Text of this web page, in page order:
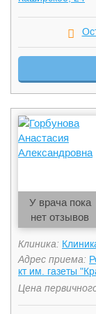
У врача пока
нет отзывов
Клиника:
Адрес приема:
кт им. газеты
Цена